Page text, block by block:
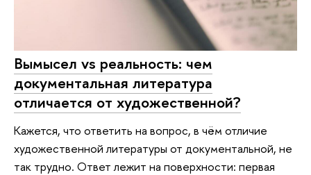
Вымысел vs реальность: чем
документальная литература
отличается от художественной?
Кажется, что ответить на вопрос, в чём отличие
художественной литературы от документальной, не
так трудно. Ответ лежит на поверхности: первая